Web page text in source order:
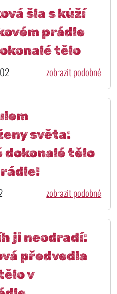
šla s kůží
prádle
tělo
zobrazit podobné
světa:
dokonalé tělo
zobrazit podobné
ji neodradí:
předvedla
v